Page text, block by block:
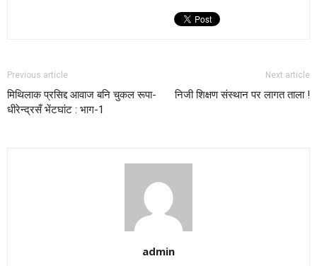
Previous article
मिथिलाक प्रसिद्द आवाज बनि चुकल रूपा-
धीरेन्द्रसँ भेंटघांट : भाग-1
Next article
निजी शिक्षण संस्थान पर लागत ताला !
admin